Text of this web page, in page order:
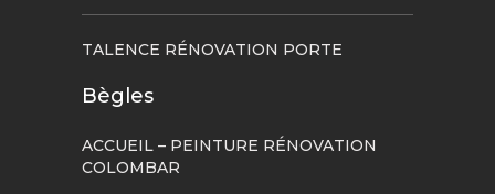
TALENCE RÉNOVATION PORTE
Bègles
ACCUEIL – PEINTURE RÉNOVATION
COLOMBAR